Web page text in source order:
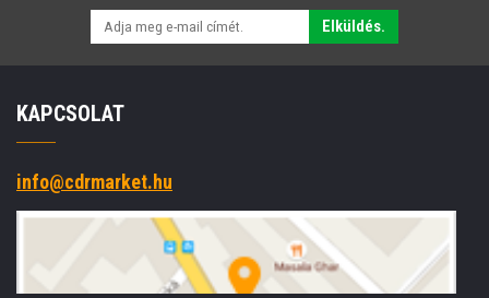
Elküldés.
KAPCSOLAT
info@cdrmarket.hu